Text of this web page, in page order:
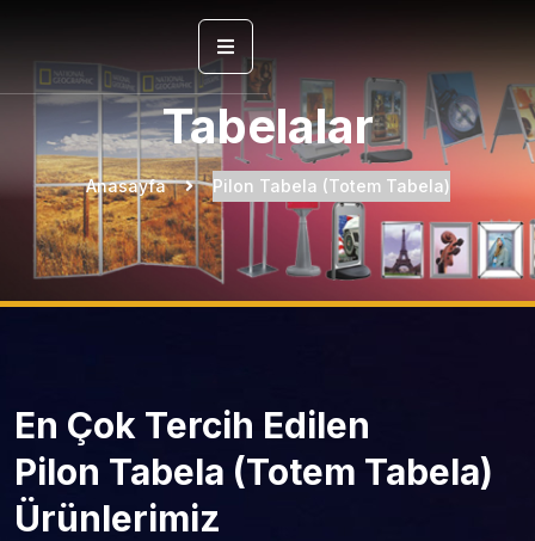
Tabelalar
Anasayfa Pilon Tabela (Totem Tabela)
En Çok Tercih Edilen
Pilon Tabela (Totem Tabela)
Ürünlerimiz